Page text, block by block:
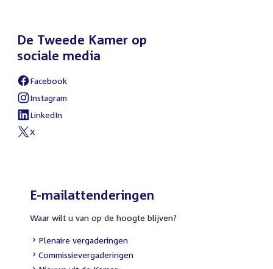
De Tweede Kamer op
sociale media
External
link:
Facebook
External
link:
Instagram
External
link:
LinkedIn
External
X
E-mailattenderingen
Waar wilt u van op de hoogte blijven?
External
link:
Plenaire vergaderingen
External
link:
Commissievergaderingen